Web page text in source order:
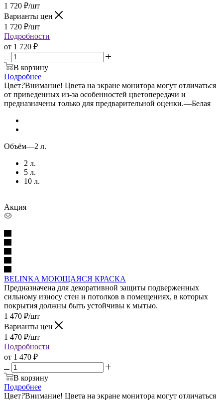
1 720 ₽/шт
Варианты цен
1 720 ₽/шт
Подробности
от 1 720 ₽
В корзину
Подробнее
Цвет?Внимание! Цвета на экране монитора могут отличаться
от приведенных из-за особенностей цветопередачи и
предназначены только для предварительной оценки.—Белая
Объём—2 л.
2 л.
5 л.
10 л.
Акция
BELINKA МОЮЩАЯСЯ КРАСКА
Предназначена для декоративной защиты подверженных
сильному износу стен и потолков в помещениях, в которых
покрытия должны быть устойчивы к мытью.
1 470 ₽/шт
Варианты цен
1 470 ₽/шт
Подробности
от 1 470 ₽
В корзину
Подробнее
Цвет?Внимание! Цвета на экране монитора могут отличаться